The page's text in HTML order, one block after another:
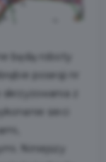
będą roboty
posesji nr
z
sieci
Niniejszy